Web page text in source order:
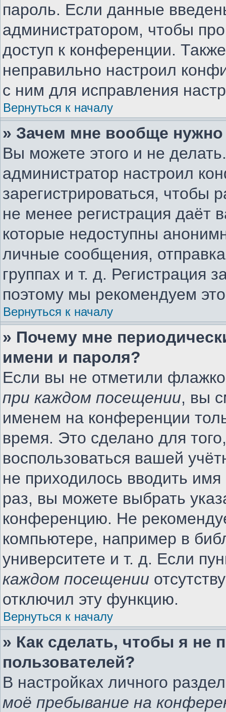
пароль. Если данные
администратором, чтобы
доступ к конференции.
неправильно настроил
с ним для исправления
Вернуться к началу
» Зачем мне вообще нужно
Вы можете этого и не
администратор настроил
зарегистрироваться, чтобы
не менее регистрация даёт
которые недоступны
личные сообщения,
группах и т. д. Регистрация
поэтому мы рекомендуем
Вернуться к началу
» Почему мне
имени и пароля?
Если вы не отметили
при каждом посещении, вы
именем на конференции
время. Это сделано для
воспользоваться вашей
не приходилось вводить
раз, вы можете выбрать
конференцию. Не
компьютере, например в
университете и т. д. Если
каждом посещении
отключил эту функцию.
Вернуться к началу
» Как сделать, чтобы я не
пользователей?
В настройках личного
моё пребывание на